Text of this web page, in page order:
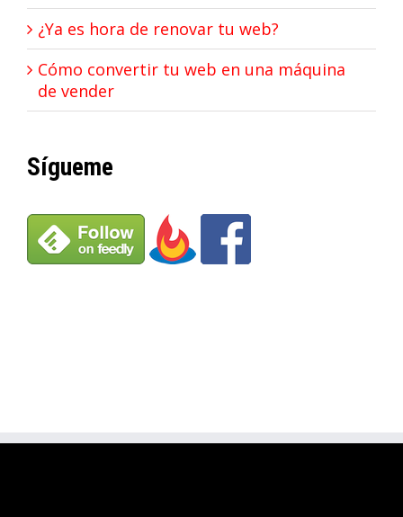
¿Ya es hora de renovar tu web?
Cómo convertir tu web en una máquina
de vender
Sígueme